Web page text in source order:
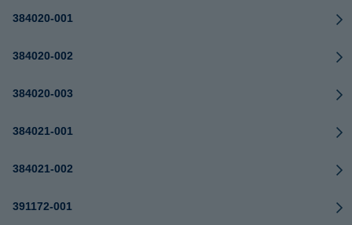
384020-001
384020-002
384020-003
384021-001
384021-002
391172-001